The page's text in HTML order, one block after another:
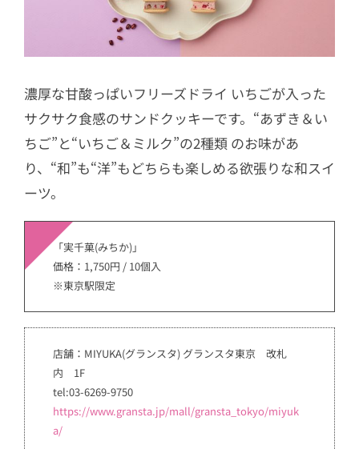
濃厚な甘酸っぱいフリーズドライ いちごが入った
サクサク食感のサンドクッキーです。“あずき＆い
ちご”と“いちご＆ミルク”の2種類 のお味があ
り、“和”も“洋”もどちらも楽しめる欲張りな和スイ
ーツ。
「実千菓(みちか)」
価格：1,750円 / 10個入
※東京駅限定
店舗：MIYUKA(グランスタ) グランスタ東京 改札
内 1F
tel:03-6269-9750
https://www.gransta.jp/mall/gransta_tokyo/miyuk
a/